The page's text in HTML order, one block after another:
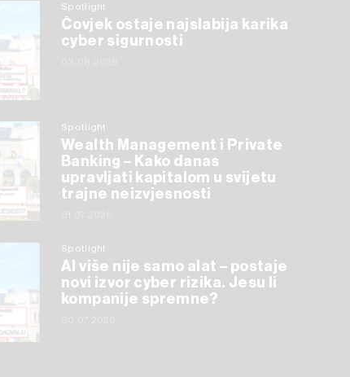
Spotlight
Čovjek ostaje najslabija karika
cyber sigurnosti
Spotlight
Wealth Management i Private
Banking – Kako danas
upravljati kapitalom u svijetu
trajne neizvjesnosti
Spotlight
AI više nije samo alat – postaje
novi izvor cyber rizika. Jesu li
kompanije spremne?